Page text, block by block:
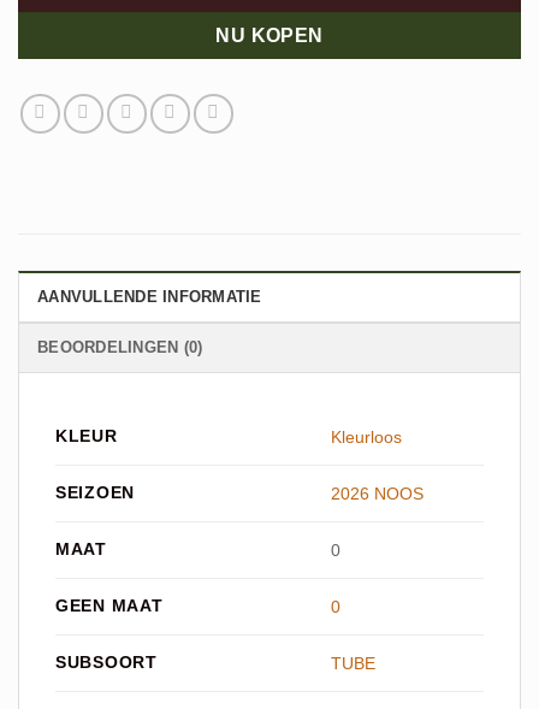
NU KOPEN
AANVULLENDE INFORMATIE
BEOORDELINGEN (0)
KLEUR Kleurloos
SEIZOEN 2026 NOOS
MAAT 0
GEEN MAAT 0
SUBSOORT TUBE